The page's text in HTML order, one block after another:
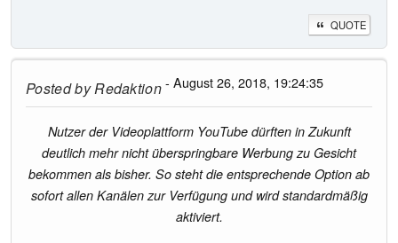
QUOTE
Posted byRedaktion- August 26, 2018, 19:24:35
Nutzer der Videoplattform YouTube dürften in Zukunft
deutlich mehr nicht überspringbare Werbung zu Gesicht
bekommen als bisher. So steht die entsprechende Option ab
sofort allen Kanälen zur Verfügung und wird standardmäßig
aktiviert.